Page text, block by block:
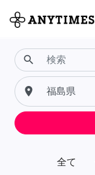
全て
search
place